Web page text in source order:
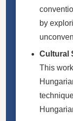
by
Cultural
This